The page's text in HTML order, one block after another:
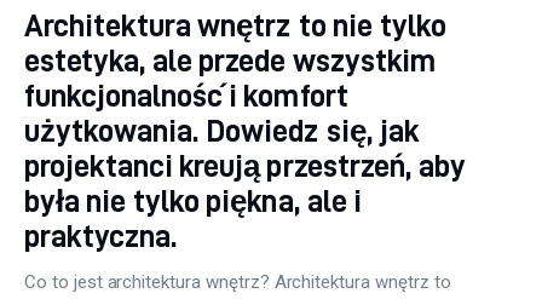
Architektura wnętrz to nie tylko
estetyka, ale przede wszystkim
funkcjonalność i komfort
użytkowania. Dowiedz się, jak
projektanci kreują przestrzeń, aby
była nie tylko piękna, ale i
praktyczna.
Co to jest architektura wnętrz? Architektura wnętrz to